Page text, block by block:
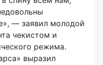
— заявил молодой
чекистом и
режима.
выразил